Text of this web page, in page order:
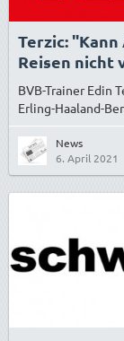
Terzic:
Reisen nicht
BVB-Trainer Edin
Erling-Haaland-
News
6. April 2021